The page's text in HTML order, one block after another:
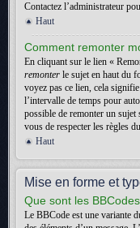
Contactez l’administrateur
Haut
Comment remonter
En cliquant sur le lien «
remonter le sujet en haut du
voyez pas ce lien, cela
l’intervalle de temps pour
possible de remonter un
vous de respecter les règles
Haut
Mise en forme et
Que sont les
Le BBCode est une variante